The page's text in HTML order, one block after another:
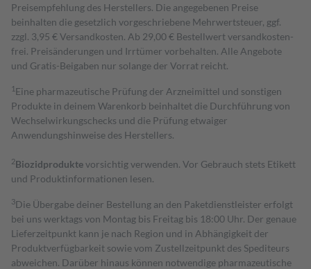
Preisempfehlung des Herstellers. Die angegebenen Preise
beinhalten die gesetzlich vorgeschriebene Mehrwertsteuer, ggf.
zzgl. 3,95 € Versandkosten. Ab 29,00 € Bestell­wert versand­kosten­
frei. Preisänderungen und Irrtümer vorbehalten. Alle Angebote
und Gratis-Beigaben nur solange der Vorrat reicht.
1 Eine pharmazeutische Prüfung der Arzneimittel und sonstigen
Produkte in deinem Warenkorb beinhaltet die Durchführung von
Wechselwirkungschecks und die Prüfung etwaiger
Anwendungshinweise des Herstellers.
2Biozidproduktevorsichtig verwenden. Vor Gebrauch stets Etikett
und Produktinformationen lesen.
3Die Übergabe deiner Bestellung an den Paketdienstleister erfolgt
bei uns werktags von Montag bis Freitag bis 18:00 Uhr. Der genaue
Lieferzeitpunkt kann je nach Region und in Abhängigkeit der
Produktverfügbarkeit sowie vom Zustellzeitpunkt des Spediteurs
abweichen. Darüber hinaus können notwendige pharmazeutische